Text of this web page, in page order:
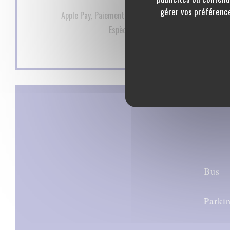
gérer vos
Apple Pay, Paiement Sans Contact, Eurocard/
Espèces, Visa, Chèques Vacances, Carte
Bus